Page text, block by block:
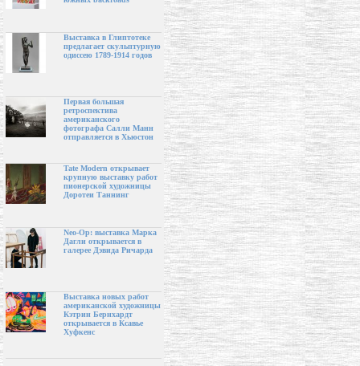
Выставка в Глиптотеке
предлагает скульптурную
одиссею 1789-1914 годов
Первая большая
ретроспектива
американского
фотографа Салли Манн
отправляется в Хьюстон
Tate Modern открывает
крупную выставку работ
пионерской художницы
Доротеи Таннинг
Neo-Op: выставка Марка
Дагли открывается в
галерее Дэвида Ричарда
Выставка новых работ
американской художницы
Кэтрин Бернхардт
открывается в Ксавье
Хуфкенс